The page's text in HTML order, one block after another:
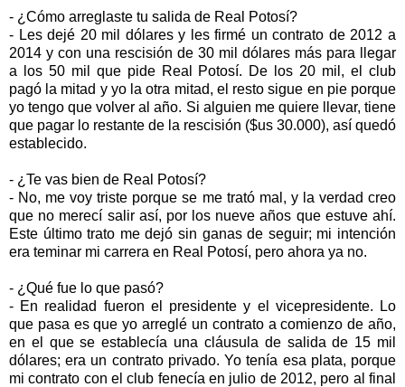
- ¿Cómo arreglaste tu salida de Real Potosí?
- Les dejé 20 mil dólares y les firmé un contrato de 2012 a
2014 y con una rescisión de 30 mil dólares más para llegar
a los 50 mil que pide Real Potosí. De los 20 mil, el club
pagó la mitad y yo la otra mitad, el resto sigue en pie porque
yo tengo que volver al año. Si alguien me quiere llevar, tiene
que pagar lo restante de la rescisión ($us 30.000), así quedó
establecido.
- ¿Te vas bien de Real Potosí?
- No, me voy triste porque se me trató mal, y la verdad creo
que no merecí salir así, por los nueve años que estuve ahí.
Este último trato me dejó sin ganas de seguir; mi intención
era teminar mi carrera en Real Potosí, pero ahora ya no.
- ¿Qué fue lo que pasó?
- En realidad fueron el presidente y el vicepresidente. Lo
que pasa es que yo arreglé un contrato a comienzo de año,
en el que se establecía una cláusula de salida de 15 mil
dólares; era un contrato privado. Yo tenía esa plata, porque
mi contrato con el club fenecía en julio de 2012, pero al final